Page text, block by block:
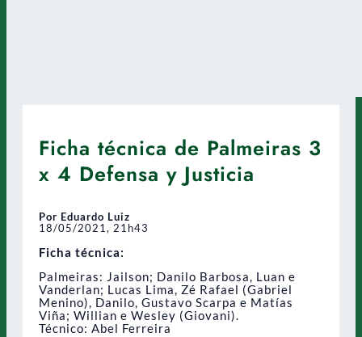
Ficha técnica de Palmeiras 3
x 4 Defensa y Justicia
Por Eduardo Luiz
18/05/2021, 21h43
Ficha técnica:
Palmeiras: Jailson; Danilo Barbosa, Luan e
Vanderlan; Lucas Lima, Zé Rafael (Gabriel
Menino), Danilo, Gustavo Scarpa e Matías
Viña; Willian e Wesley (Giovani).
Técnico: Abel Ferreira